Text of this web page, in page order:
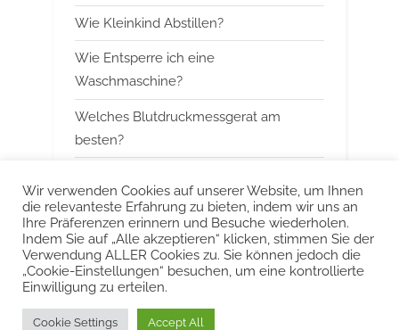
Wie Kleinkind Abstillen?
Wie Entsperre ich eine
Waschmaschine?
Welches Blutdruckmessgerat am
besten?
Kann man Arbeitsspeicher kombinieren?
Was ist das Besondere an Smeg?
Urheberrecht © 2022 KurzeAntworten
Wir verwenden Cookies auf unserer Website, um Ihnen
die relevanteste Erfahrung zu bieten, indem wir uns an
Ihre Präferenzen erinnern und Besuche wiederholen.
Indem Sie auf „Alle akzeptieren“ klicken, stimmen Sie der
Verwendung ALLER Cookies zu. Sie können jedoch die
„Cookie-Einstellungen“ besuchen, um eine kontrollierte
Einwilligung zu erteilen.
Cookie Settings Accept All